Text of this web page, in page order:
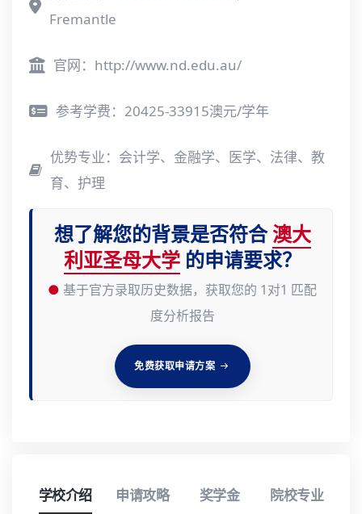
Fremantle
官网： http://www.nd.edu.au/
参考学费：20425-33915澳元/学年
优势专业：会计学、金融学、医学、法律、教
育、护理
想了解您的背景是否符合澳大
利亚圣母大学的申请要求？
● 基于官方录取历史数据，获取您的 1对1 匹配
度分析报告
免费获取申请方案
学校介绍 申请攻略 奖学金 院校专业